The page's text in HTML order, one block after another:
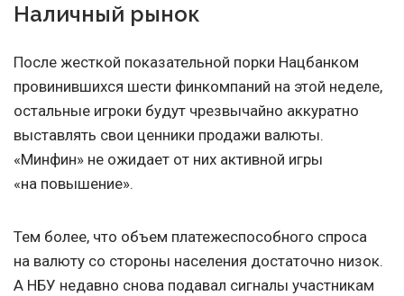
Наличный рынок
После жесткой показательной порки Нацбанком
провинившихся шести финкомпаний на этой неделе,
остальные игроки будут чрезвычайно аккуратно
выставлять свои ценники продажи валюты.
«Минфин» не ожидает от них активной игры
«на повышение».
Тем более, что объем платежеспособного спроса
на валюту со стороны населения достаточно низок.
А НБУ недавно снова подавал сигналы участникам